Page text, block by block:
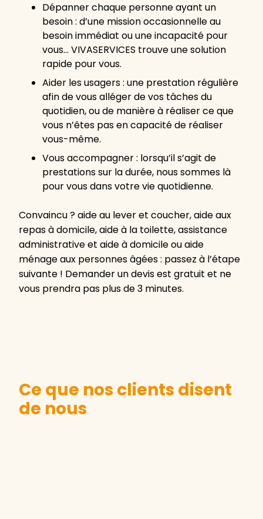
Dépanner chaque personne ayant un
besoin : d’une mission occasionnelle au
besoin immédiat ou une incapacité pour
vous… VIVASERVICES trouve une solution
rapide pour vous.
Aider les usagers : une prestation régulière
afin de vous alléger de vos tâches du
quotidien, ou de manière à réaliser ce que
vous n’êtes pas en capacité de réaliser
vous-même.
Vous accompagner : lorsqu’il s’agit de
prestations sur la durée, nous sommes là
pour vous dans votre vie quotidienne.
Convaincu ? aide au lever et coucher, aide aux
repas à domicile, aide à la toilette, assistance
administrative et aide à domicile ou aide
ménage aux personnes âgées : passez à l’étape
suivante ! Demander un devis est gratuit et ne
vous prendra pas plus de 3 minutes.
Ce que nos clients disent
de nous